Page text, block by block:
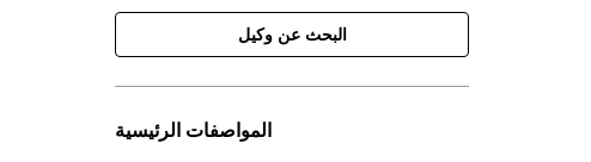
البحث عن وكيل
المواصفات الرئيسية